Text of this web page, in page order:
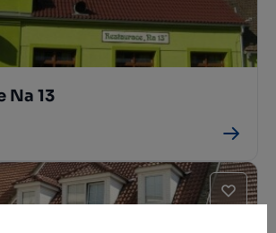
Na 13